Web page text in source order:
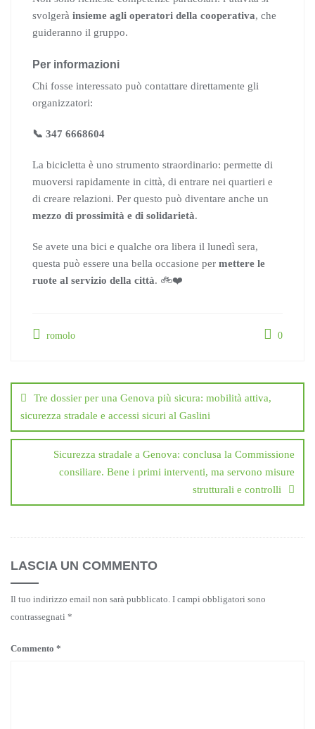
svolgerà insieme agli operatori della cooperativa, che
guideranno il gruppo.
Per informazioni
Chi fosse interessato può contattare direttamente gli
organizzatori:
📞 347 6668604
La bicicletta è uno strumento straordinario: permette di
muoversi rapidamente in città, di entrare nei quartieri e
di creare relazioni. Per questo può diventare anche un
mezzo di prossimità e di solidarietà.
Se avete una bici e qualche ora libera il lunedì sera,
questa può essere una bella occasione per mettere le
ruote al servizio della città. 🚲❤️
romolo 0
articoli
Tre dossier per una Genova più sicura: mobilità attiva,
sicurezza stradale e accessi sicuri al Gaslini
Sicurezza stradale a Genova: conclusa la Commissione
consiliare. Bene i primi interventi, ma servono misure
strutturali e controlli
LASCIA UN COMMENTO
Il tuo indirizzo email non sarà pubblicato. I campi obbligatori sono
contrassegnati *
Commento *